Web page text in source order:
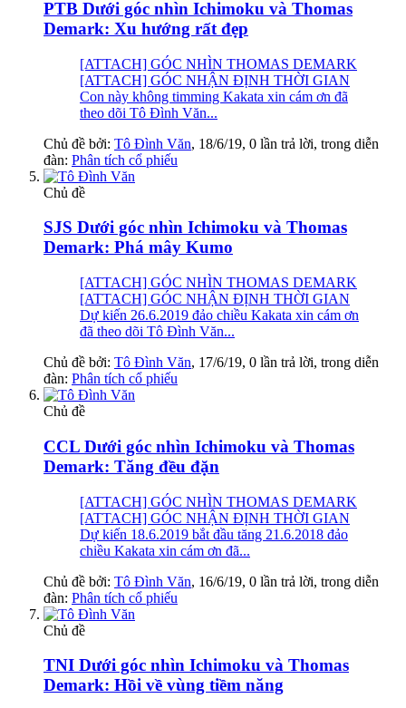
PTB Dưới góc nhìn Ichimoku và Thomas
Demark: Xu hướng rất đẹp
[ATTACH] GÓC NHÌN THOMAS DEMARK
[ATTACH] GÓC NHẬN ĐỊNH THỜI GIAN
Con này không timming Kakata xin cám ơn đã
theo dõi Tô Đình Văn...
Chủ đề bởi: Tô Đình Văn, 18/6/19, 0 lần trả lời, trong diễn
đàn: Phân tích cổ phiếu
Chủ đề
SJS Dưới góc nhìn Ichimoku và Thomas
Demark: Phá mây Kumo
[ATTACH] GÓC NHÌN THOMAS DEMARK
[ATTACH] GÓC NHẬN ĐỊNH THỜI GIAN
Dự kiến 26.6.2019 đảo chiều Kakata xin cám ơn
đã theo dõi Tô Đình Văn...
Chủ đề bởi: Tô Đình Văn, 17/6/19, 0 lần trả lời, trong diễn
đàn: Phân tích cổ phiếu
Chủ đề
CCL Dưới góc nhìn Ichimoku và Thomas
Demark: Tăng đều đặn
[ATTACH] GÓC NHÌN THOMAS DEMARK
[ATTACH] GÓC NHẬN ĐỊNH THỜI GIAN
Dự kiến 18.6.2019 bắt đầu tăng 21.6.2018 đảo
chiều Kakata xin cám ơn đã...
Chủ đề bởi: Tô Đình Văn, 16/6/19, 0 lần trả lời, trong diễn
đàn: Phân tích cổ phiếu
Chủ đề
TNI Dưới góc nhìn Ichimoku và Thomas
Demark: Hồi về vùng tiềm năng